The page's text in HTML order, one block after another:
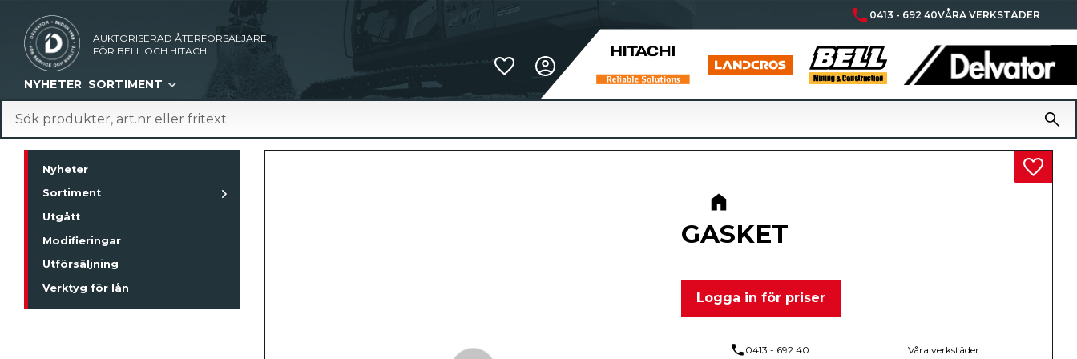
phone 0413 - 692 40VÅRA VERKSTÄDER
AUKTORISERAD ÅTERFÖRSÄLJARE
FÖR BELL OCH HITACHI
Favoriter
NYHETER SORTIMENT
GASKET
Logga in för priser
Lägg
phone 0413 - 692 40 Våra verkstäder
Nyheter
Sortiment
Utgått
Modifieringar
Utförsäljning
Verktyg för lån